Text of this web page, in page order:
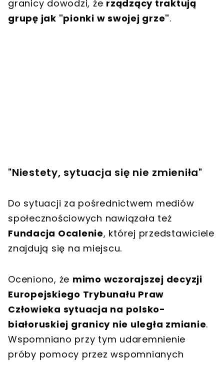
granicy dowodzi, że rządzący traktują
grupę jak "pionki w swojej grze".
"Niestety, sytuacja się nie zmieniła"
Do sytuacji za pośrednictwem mediów
społecznościowych nawiązała też
Fundacja Ocalenie, której przedstawiciele
znajdują się na miejscu.
Oceniono, że mimo wczorajszej decyzji
Europejskiego Trybunału Praw
Człowieka sytuacja na polsko-
białoruskiej granicy nie uległa zmianie.
Wspomniano przy tym udaremnienie
próby pomocy przez wspomnianych